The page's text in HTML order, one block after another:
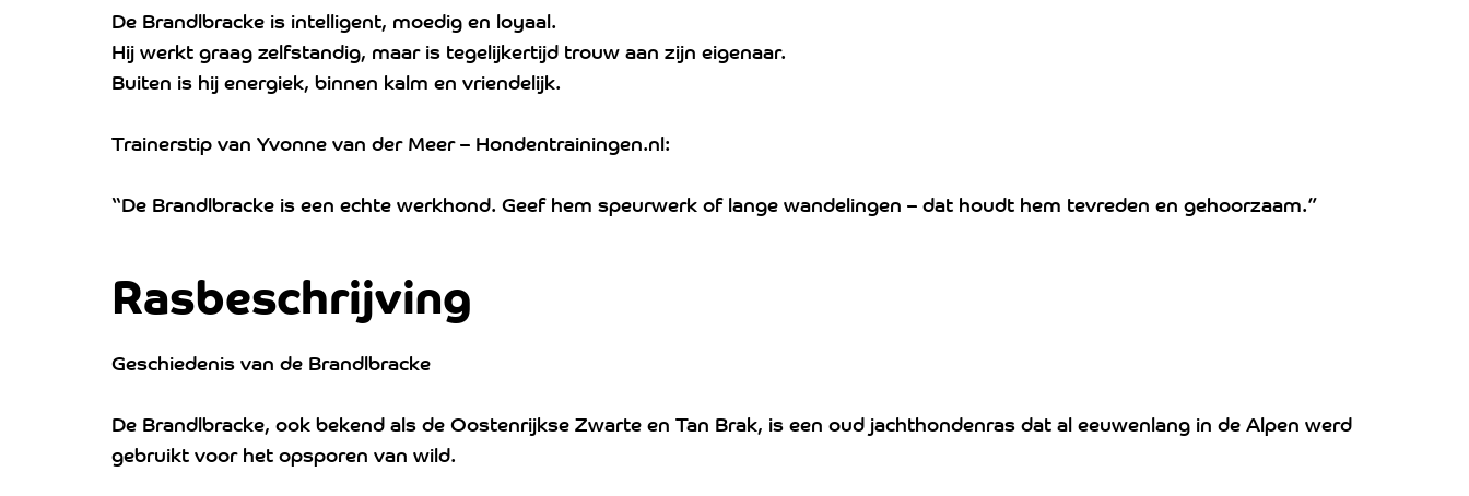
De Brandlbracke is intelligent, moedig en loyaal.
Hij werkt graag zelfstandig, maar is tegelijkertijd trouw aan zijn eigenaar.
Buiten is hij energiek, binnen kalm en vriendelijk.
Trainerstip van Yvonne van der Meer – Hondentrainingen.nl:
“De Brandlbracke is een echte werkhond. Geef hem speurwerk of lange wandelingen – dat houdt hem tevreden en gehoorzaam.”
Rasbeschrijving
Geschiedenis van de Brandlbracke
De Brandlbracke, ook bekend als de Oostenrijkse Zwarte en Tan Brak, is een oud jachthondenras dat al eeuwenlang in de Alpen werd
gebruikt voor het opsporen van wild.